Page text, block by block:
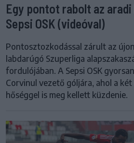
Egy pontot rabolt az aradi
Sepsi OSK (videóval)
Pontosztozkodással zárult az
labdarúgó Szuperliga
fordulójában. A Sepsi OSK
Corvinul vezető góljára, ahol a két
hőséggel is meg kellett küzdenie.